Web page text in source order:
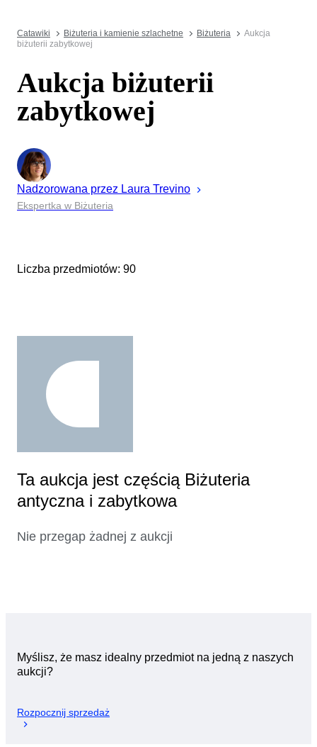
Catawiki Biżuteria i kamienie szlachetne Biżuteria
Aukcja
biżuterii zabytkowej
Aukcja biżuterii
zabytkowej
Nadzorowana przez Laura Trevino
Ekspertka w Biżuteria
Liczba przedmiotów: 90
Ta aukcja jest częścią Biżuteria
antyczna i zabytkowa
Nie przegap żadnej z aukcji
Myślisz, że masz idealny przedmiot na jedną z naszych
aukcji?
Rozpocznij sprzedaż